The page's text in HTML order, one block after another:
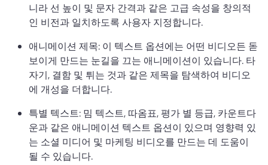
니라 선 높이 및 문자 간격과 같은 고급 속성을 창의적
인 비전과 일치하도록 사용자 지정합니다.
애니메이션 제목: 이 텍스트 옵션에는 어떤 비디오든 돋
보이게 만드는 눈길을 끄는 애니메이션이 있습니다. 타
자기, 결함 및 튀는 것과 같은 제목을 탐색하여 비디오
에 개성을 더합니다.
특별 텍스트: 밈 텍스트, 따옴표, 평가 별 등급, 카운트다
운과 같은 애니메이션 텍스트 옵션이 있으며 영향력 있
는 소셜 미디어 및 마케팅 비디오를 만드는 데 도움이
될 수 있습니다.